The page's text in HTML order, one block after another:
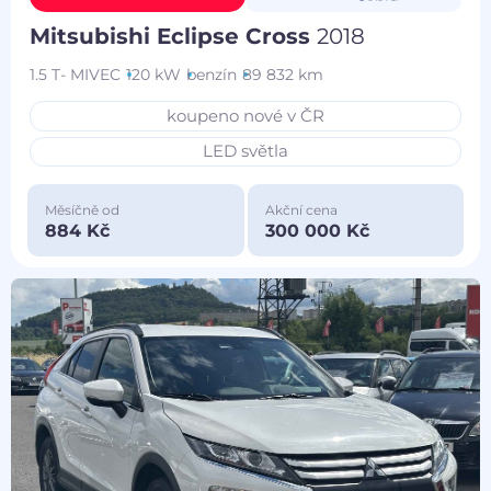
Mitsubishi Eclipse Cross2018
1.5 T- MIVEC 120 kW benzín 89 832 km
koupeno nové v ČR
LED světla
Měsíčně od
884 Kč
Akční cena
300 000 Kč